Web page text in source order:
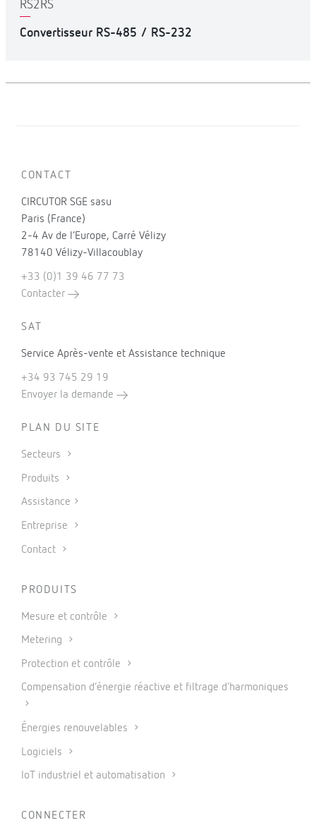
RS2RS
Convertisseur RS-485 / RS-232
CONTACT
CIRCUTOR SGE sasu
Paris (France)
2-4 Av de l’Europe, Carré Vélizy
78140 Vélizy-Villacoublay
+33 (0)1 39 46 77 73
Contacter
SAT
Service Après-vente et Assistance technique
+34 93 745 29 19
Envoyer la demande
PLAN DU SITE
Secteurs
Produits
Assistance
Entreprise
Contact
PRODUITS
Mesure et contrôle
Metering
Protection et contrôle
Compensation d’énergie réactive et filtrage d’harmoniques
Énergies renouvelables
Logiciels
IoT industriel et automatisation
CONNECTER